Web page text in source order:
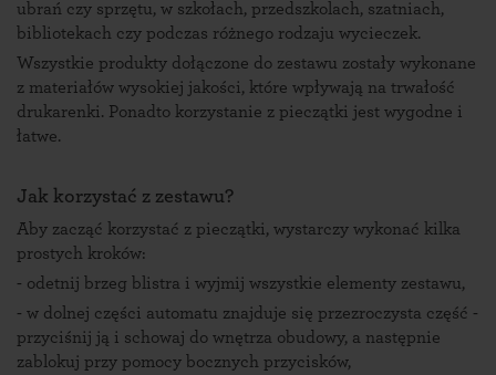
ubrań czy sprzętu, w szkołach, przedszkolach, szatniach,
bibliotekach czy podczas różnego rodzaju wycieczek.
Wszystkie produkty dołączone do zestawu zostały wykonane
z materiałów wysokiej jakości, które wpływają na trwałość
drukarenki. Ponadto korzystanie z pieczątki jest wygodne i
łatwe.
Jak korzystać z zestawu?
Aby zacząć korzystać z pieczątki, wystarczy wykonać kilka
prostych kroków:
- odetnij brzeg blistra i wyjmij wszystkie elementy zestawu,
- w dolnej części automatu znajduje się przezroczysta część -
przyciśnij ją i schowaj do wnętrza obudowy, a następnie
zablokuj przy pomocy bocznych przycisków,